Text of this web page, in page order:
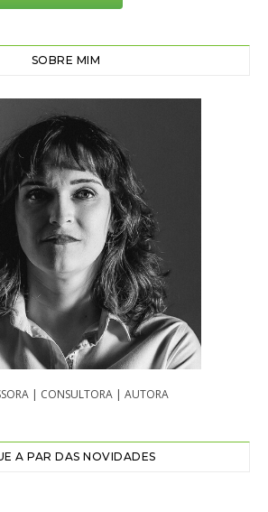
SOBRE MIM
| CONSULTORA | AUTORA
A PAR DAS NOVIDADES